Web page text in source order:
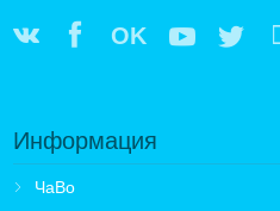
OK
Информация
ЧаВо